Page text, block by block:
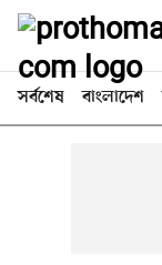
সর্বশেষ বাংলাদেশ